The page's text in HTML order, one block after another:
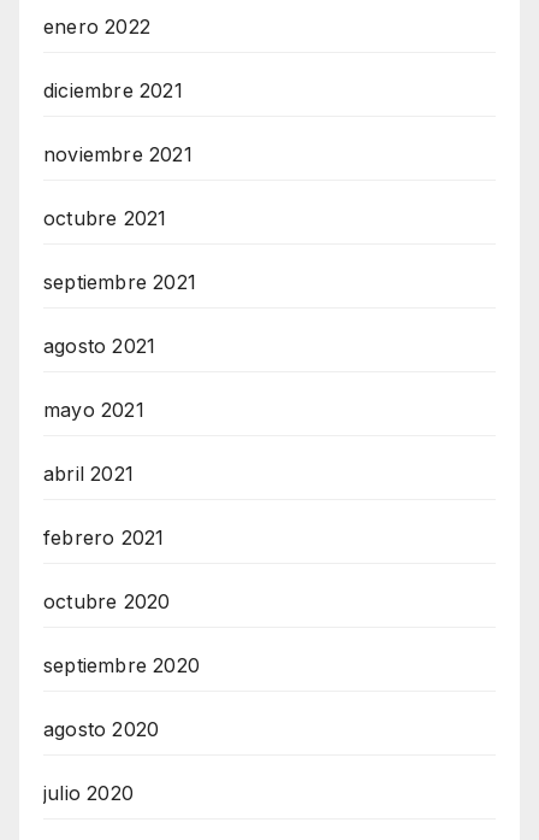
enero 2022
diciembre 2021
noviembre 2021
octubre 2021
septiembre 2021
agosto 2021
mayo 2021
abril 2021
febrero 2021
octubre 2020
septiembre 2020
agosto 2020
julio 2020